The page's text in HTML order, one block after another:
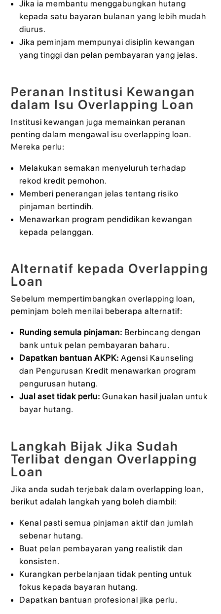
Jika ia membantu menggabungkan hutang
kepada satu bayaran bulanan yang lebih mudah
diurus.
Jika peminjam mempunyai disiplin kewangan
yang tinggi dan pelan pembayaran yang jelas.
Peranan Institusi Kewangan
dalam Isu Overlapping Loan
Institusi kewangan juga memainkan peranan
penting dalam mengawal isu overlapping loan.
Mereka perlu:
Melakukan semakan menyeluruh terhadap
rekod kredit pemohon.
Memberi penerangan jelas tentang risiko
pinjaman bertindih.
Menawarkan program pendidikan kewangan
kepada pelanggan.
Alternatif kepada Overlapping
Loan
Sebelum mempertimbangkan overlapping loan,
peminjam boleh menilai beberapa alternatif:
Runding semula pinjaman: Berbincang dengan
bank untuk pelan pembayaran baharu.
Dapatkan bantuan AKPK: Agensi Kaunseling
dan Pengurusan Kredit menawarkan program
pengurusan hutang.
Jual aset tidak perlu: Gunakan hasil jualan untuk
bayar hutang.
Langkah Bijak Jika Sudah
Terlibat dengan Overlapping
Loan
Jika anda sudah terjebak dalam overlapping loan,
berikut adalah langkah yang boleh diambil:
Kenal pasti semua pinjaman aktif dan jumlah
sebenar hutang.
Buat pelan pembayaran yang realistik dan
konsisten.
Kurangkan perbelanjaan tidak penting untuk
fokus kepada bayaran hutang.
Dapatkan bantuan profesional jika perlu.